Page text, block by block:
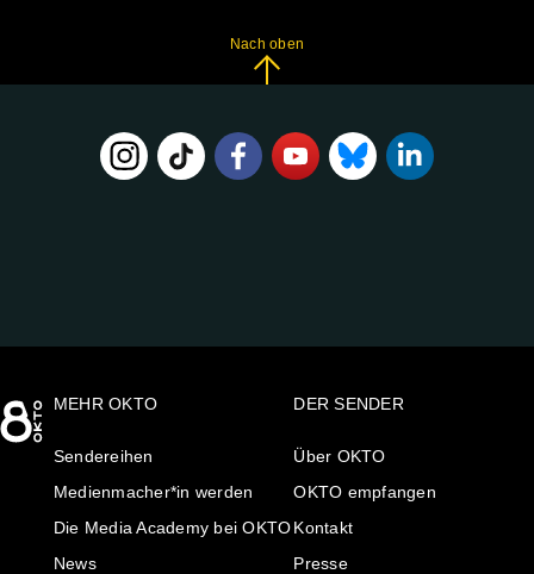
Nach oben
MEHR OKTO
Sendereihen
Medienmacher*in werden
Die Media Academy bei OKTO
News
DER SENDER
Über OKTO
OKTO empfangen
Kontakt
Presse